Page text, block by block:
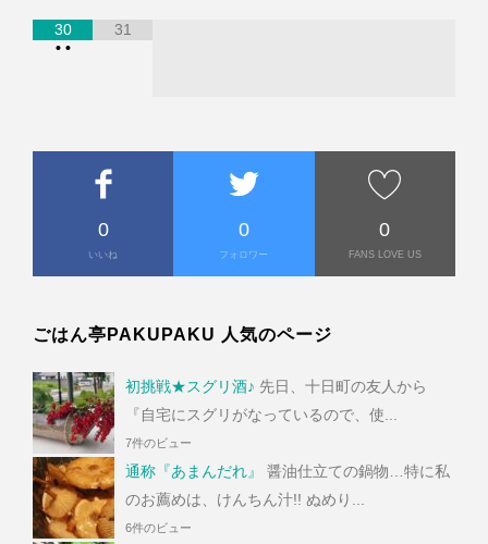
30
• •
31
0
いいね
0
フォロワー
0
FANS LOVE US
ごはん亭PAKUPAKU 人気のページ
初挑戦★スグリ酒♪ 先日、十日町の友人から
『自宅にスグリがなっているので、使...
7件のビュー
通称『あまんだれ』
醤油仕立ての鍋物…特に私
のお薦めは、けんちん汁!! ぬめり...
6件のビュー